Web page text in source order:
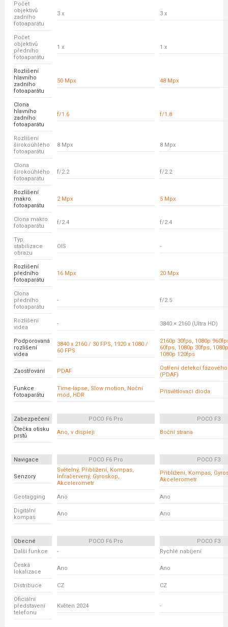
Počet
objektivů
zadního
fotoaparátu
3 x 3 x
Počet
objektivů
předního
fotoaparátu
1 x 1 x
Rozlišení
hlavního
zadního
fotoaparátu
50 Mpx 48 Mpx
Clona
hlavního
zadního
fotoaparátu
f/1.6 f/1.8
Rozlišení
širokoúhlého
fotoaparátu
8 Mpx 8 Mpx
Clona
širokoúhlého
fotoaparátu
f/2.2 f/2.2
Rozlišení
makro
fotoaparátu
2 Mpx 5 Mpx
Clona makro
fotoaparátu
f/2.4 f/2.4
Typ
stabilizace
obrazu
OIS -
Rozlišení
předního
fotoaparátu
16 Mpx 20 Mpx
Clona
předního
fotoaparátu
- f/2.5
Rozlišení
videa
- 3840 × 2160 (Ultra HD)
Podporovaná
rozlišení
videa
3840 x 2160 / 30 FPS, 1920 x 1080 /
60 FPS
2160p 30fps, 1080p
60fps, 1080p 30fps,
1080p 120fps
Zaostřování PDAF
Ostření detekcí
(PDAF)
Funkce
fotoaparátu
Time-lapse, Slow motion, Noční
mód, HDR
Přisvětlovací dioda
Zabezpečení POCO F6 Pro
POCO F3
Čtečka otisku
prstů
Ano, v displeji Boční strana
Navigace POCO F6 Pro POCO F3
Senzory
Světelný, Přiblížení, Kompas,
Infračervený, Gyroskop,
Akcelerometr
Přiblížení, Kompas,
Akcelerometr
Geotagging Ano Ano
Digitální
kompas
Ano Ano
Obecné POCO F6 Pro
POCO F3
Další funkce
- Rychlé nabíjení
Česká
lokalizace
Ano Ano
Distribuce CZ CZ
Oficiální
představení
telefonu
Květen 2024 -